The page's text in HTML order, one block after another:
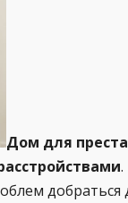
Дом для